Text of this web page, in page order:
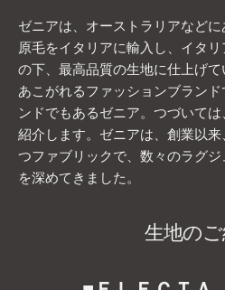
ゼニアは、オーストラリアなど
原毛をイタリアに輸入し、イタ
の下、最高品質の生地に仕上げ
あこがれるファッションブラン
ンドでもあるゼニア。つづいて
紹介します。ゼニアは、創業以
つファブリックで、数々のラグ
を深めてきました。
生地の